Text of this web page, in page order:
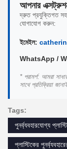
আপনার
দ্রুত প্রযুক্তিগত
যোগাযোগ করুন:
ইমেইল:
WhatsApp /
* পরামর্শ: আমরা
সাথে প্রতিক্রিয়া
Tags:
পুনর্ব্যবহারযোগ্য
প্লাস্টিকের